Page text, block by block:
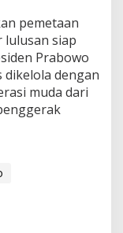
pemetaan
lulusan siap
Prabowo
dikelola dengan
muda dari